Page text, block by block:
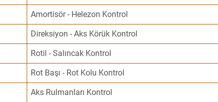
Amortisör - Helezon Kontrol
Direksiyon - Aks Körük Kontrol
Rotil - Salıncak Kontrol
Rot Başı - Rot Kolu Kontrol
Aks Rulmanları Kontrol